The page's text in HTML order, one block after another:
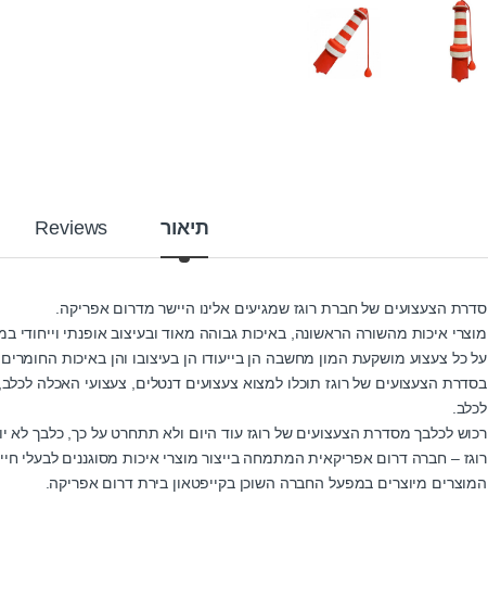
תיאור Reviews
סדרת הצעצועים של חברת רוגז שמגיעים אלינו היישר מדרום אפריקה.
מוצרי איכות מהשורה הראשונה, באיכות גבוהה מאוד ובעיצוב אופנתי וייחודי
על כל צעצוע מושקעת המון מחשבה הן בייעודו הן בעיצובו והן באיכות
בסדרת הצעצועים של רוגז תוכלו למצוא צעצועים דנטלים, צעצועי האכלה
לכלב.
רכוש לכלבך מסדרת הצעצועים של רוגז עוד היום ולא תתחרט על כך, כלבך לא
רוגז – חברה דרום אפריקאית המתמחה בייצור מוצרי איכות מסוגננים לבעלי
המוצרים מיוצרים במפעל החברה השוכן בקייפטאון בירת דרום אפריקה.